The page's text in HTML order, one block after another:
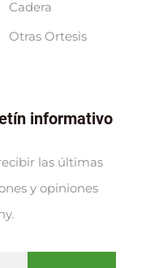
Cadera
Otras Ortesis
informativo
las últimas
y opiniones